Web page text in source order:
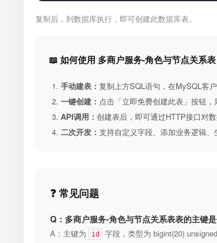
复制后，到数据库执行，即可创建此数据库表。
📖 如何使用 多商户服务-角色与节点关系
手动建表： 复制上方SQL语句，在MySQL客
一键创建： 点击「立即免费创建此表」按钮
API调用： 创建表后，即可通过HTTP接口对
二次开发： 支持自定义字段、添加业务逻辑
❓ 常见问题
Q：多商户服务-角色与节点关系表表的主键
A：主键为 id 字段，类型为 bigint(20)